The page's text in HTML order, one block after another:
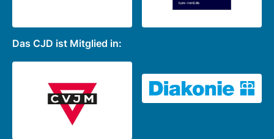
Das CJD ist Mitglied in: